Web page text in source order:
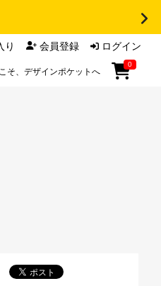
り 会員登録 ログイン
そ、デザインポケットへ
0